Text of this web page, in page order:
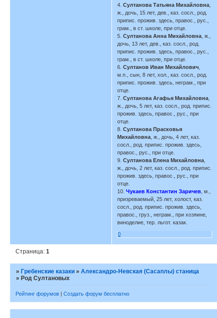
4.Султанова Татьяна Михайловна
ж., дочь, 15 лет, дев., каз. сосл., род.
припис. прожив. здесь, правос., рус.,
грам., в ст. школе, при отце.
5.Султанова Анна Михайловна , ж.,
дочь, 13 лет, дев., каз. сосл., род.
припис. прожив. здесь, правос., рус.,
грам., в ст. школе, при отце.
6.Султанов Иван Михайлович
м.п., сын, 8 лет, хол., каз. сосл., род.
припис. прожив. здесь, неграм., при
отце.
7.Султанова Агафья Михайловна
ж., дочь, 5 лет, каз. сосл., род. припис.
прожив. здесь, правос., рус., при
отце.
8.Султанова Прасковья
Михайловна , ж., дочь, 4 лет, каз.
сосл., род. припис. прожив. здесь,
правос., рус., при отце.
9.Султанова Елена Михайловна
ж., дочь, 2 лет, каз. сосл., род. припис.
прожив. здесь, правос., рус., при
отце.
10.Чукаев Константин Заричев , м.,
призреваемый, 25 лет, холост, каз.
сосл., род. припис. прожив. здесь,
правос., груз., неграм., при хозяине,
виноделие, тер. льгот. казак.
0
Страница:1
» Гребенские казаки »Александро-Невская (Сасаплы) станица
» Род Султановых
Рейтинг форумов | Создать форум бесплатно